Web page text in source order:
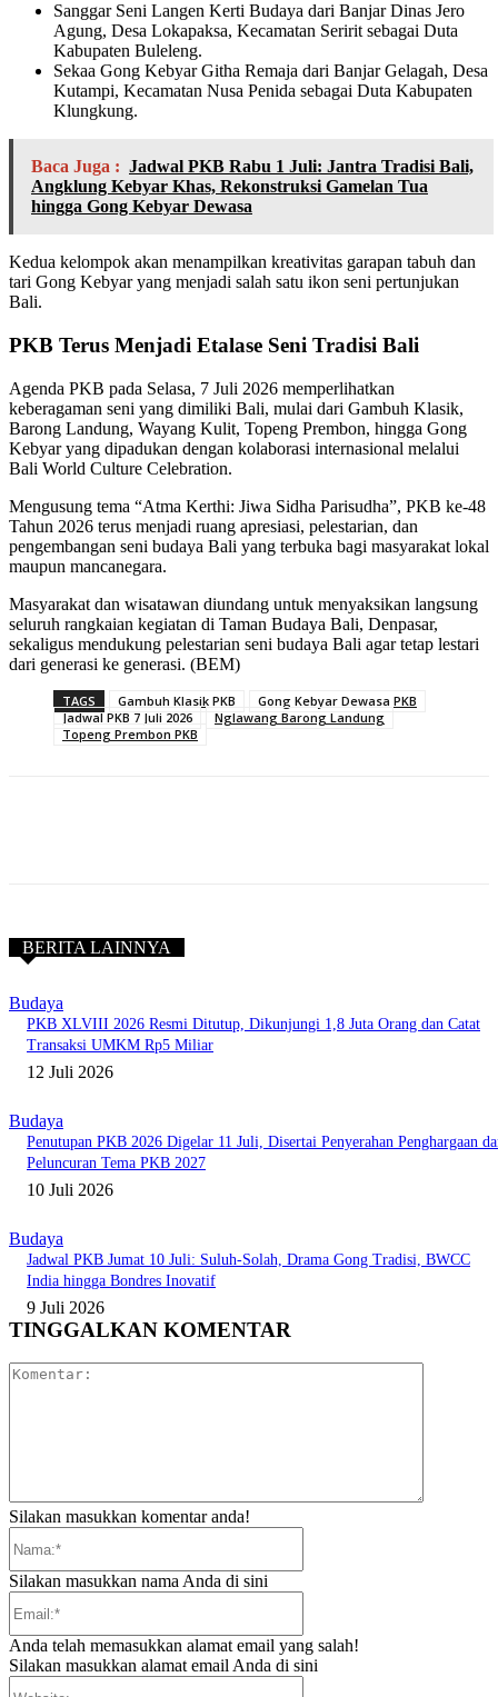
Sanggar Seni Langen Kerti Budaya dari Banjar Dinas Jero
Agung, Desa Lokapaksa, Kecamatan Seririt sebagai Duta
Kabupaten Buleleng.
Sekaa Gong Kebyar Githa Remaja dari Banjar Gelagah, Desa
Kutampi, Kecamatan Nusa Penida sebagai Duta Kabupaten
Klungkung.
Baca Juga : Jadwal PKB Rabu 1 Juli: Jantra Tradisi Bali,
Angklung Kebyar Khas, Rekonstruksi Gamelan Tua
hingga Gong Kebyar Dewasa
Kedua kelompok akan menampilkan kreativitas garapan tabuh dan
tari Gong Kebyar yang menjadi salah satu ikon seni pertunjukan
Bali.
PKB Terus Menjadi Etalase Seni Tradisi Bali
Agenda PKB pada Selasa, 7 Juli 2026 memperlihatkan
keberagaman seni yang dimiliki Bali, mulai dari Gambuh Klasik,
Barong Landung, Wayang Kulit, Topeng Prembon, hingga Gong
Kebyar yang dipadukan dengan kolaborasi internasional melalui
Bali World Culture Celebration.
Mengusung tema “Atma Kerthi: Jiwa Sidha Parisudha”, PKB ke-48
Tahun 2026 terus menjadi ruang apresiasi, pelestarian, dan
pengembangan seni budaya Bali yang terbuka bagi masyarakat lokal
maupun mancanegara.
Masyarakat dan wisatawan diundang untuk menyaksikan langsung
seluruh rangkaian kegiatan di Taman Budaya Bali, Denpasar,
sekaligus mendukung pelestarian seni budaya Bali agar tetap lestari
dari generasi ke generasi. (BEM)
TAGS Gambuh Klasik PKB
Gong Kebyar Dewasa PKB
Jadwal PKB 7 Juli 2026
Nglawang Barong Landung
Topeng Prembon PKB
BERITA LAINNYA
Budaya
PKB XLVIII 2026 Resmi Ditutup, Dikunjungi 1,8 Juta Orang dan Catat
Transaksi UMKM Rp5 Miliar
12 Juli 2026
Budaya
Penutupan PKB 2026 Digelar 11 Juli, Disertai Penyerahan Penghargaan
Peluncuran Tema PKB 2027
10 Juli 2026
Budaya
Jadwal PKB Jumat 10 Juli: Suluh-Solah, Drama Gong Tradisi, BWCC
India hingga Bondres Inovatif
9 Juli 2026
TINGGALKAN KOMENTAR
Silakan masukkan komentar anda!
Silakan masukkan nama Anda di sini
Anda telah memasukkan alamat email yang salah!
Silakan masukkan alamat email Anda di sini